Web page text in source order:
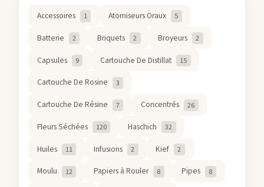
Accessoires 1 Atomiseurs Oraux 5
Batterie 2 Briquets 2 Broyeurs 2
Capsules 9 Cartouche De Distillat 15
Cartouche De Rosine 3
Cartouche De Résine 7 Concentrés 26
Fleurs Séchées 120 Haschich 32
Huiles 11 Infusions 2 Kief 2
Moulu 12 Papiers à Rouler 8 Pipes 8